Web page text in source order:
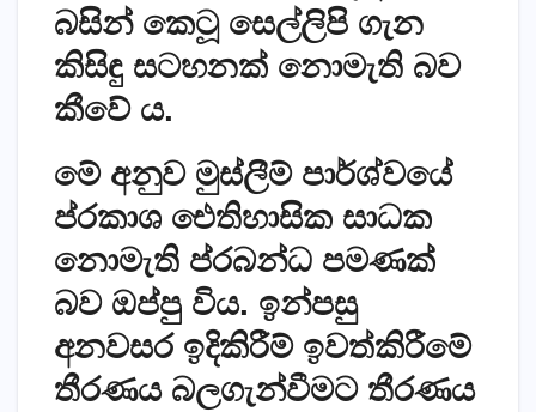
බසින් කෙටූ සෙල්ලිපි ගැන
කිසිඳු සටහනක් නොමැති බව
කීවේ ය.
මේ අනුව මුස්ලීම් පාර්ශ්වයේ
ප්රකාශ ඓතිහාසික සාධක
නොමැති ප්රබන්ධ පමණක්
බව ඔප්පු විය. ඉන්පසු
අනවසර ඉදිකිරීම් ඉවත්කිරීමේ
තීරණය බලගැන්වීමට තීරණය